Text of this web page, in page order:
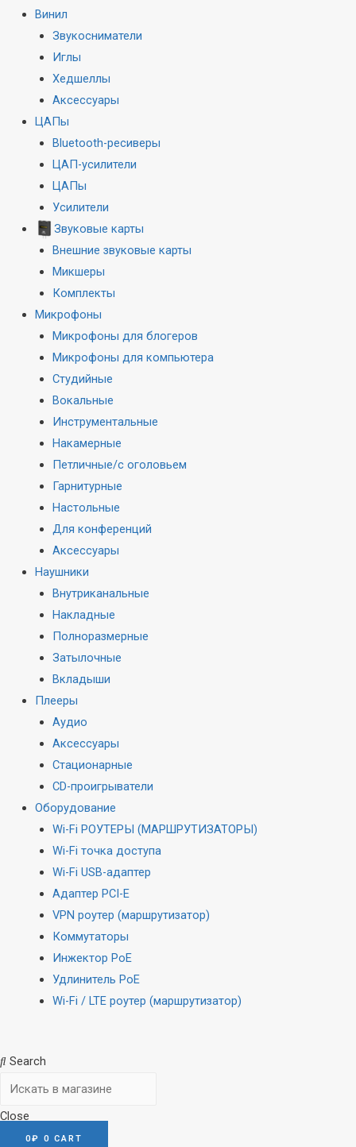
Винил
Звукосниматели
Иглы
Хедшеллы
Аксессуары
ЦАПы
Bluetooth-ресиверы
ЦАП-усилители
ЦАПы
Усилители
Звуковые карты
Внешние звуковые карты
Микшеры
Комплекты
Микрофоны
Микрофоны для блогеров
Микрофоны для компьютера
Студийные
Вокальные
Инструментальные
Накамерные
Петличные/с оголовьем
Гарнитурные
Настольные
Для конференций
Аксессуары
Наушники
Внутриканальные
Накладные
Полноразмерные
Затылочные
Вкладыши
Плееры
Аудио
Аксессуары
Стационарные
CD-проигрыватели
Оборудование
Wi-Fi РОУТЕРЫ (МАРШРУТИЗАТОРЫ)
Wi-Fi точка доступа
Wi-Fi USB-адаптер
Адаптер PCI-E
VPN роутер (маршрутизатор)
Коммутаторы
Инжектор PoE
Удлинитель PoE
Wi-Fi / LTE роутер (маршрутизатор)
Search
Close
0₽ 0 CART